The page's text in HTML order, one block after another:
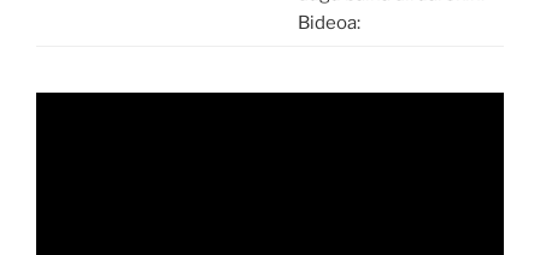
Bideoa: